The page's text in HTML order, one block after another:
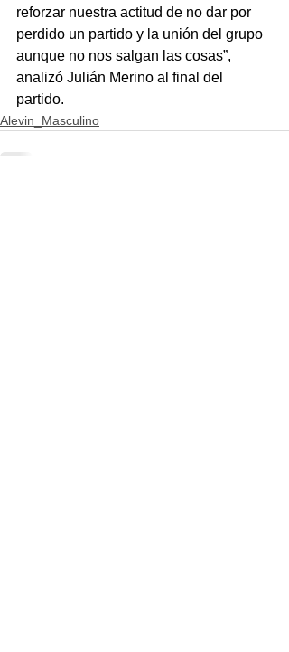
reforzar nuestra actitud de no dar por
perdido un partido y la unión del grupo
aunque no nos salgan las cosas”,
analizó Julián Merino al final del
partido.
Alevin_Masculino